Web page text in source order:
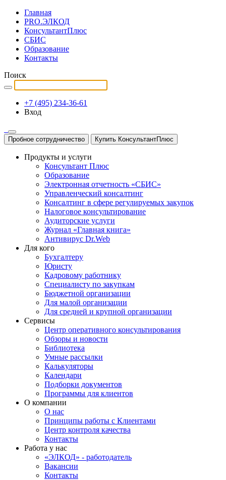
Главная
PRO.ЭЛКОД
КонсультантПлюс
СБИС
Образование
Контакты
Поиск
+7 (495) 234-36-61
Вход
Пробное сотрудничество Купить КонсультантПлюс
Продукты и услуги
Консультант Плюс
Образование
Электронная отчетность «СБИС»
Управленческий консалтинг
Консалтинг в сфере регулируемых закупок
Налоговое консультирование
Аудиторские услуги
Журнал «Главная книга»
Антивирус Dr.Web
Для кого
Бухгалтеру
Юристу
Кадровому работнику
Специалисту по закупкам
Бюджетной организации
Для малой организации
Для средней и крупной организации
Сервисы
Центр оперативного консультирования
Обзоры и новости
Библиотека
Умные рассылки
Калькуляторы
Календари
Подборки документов
Программы для клиентов
О компании
О нас
Принципы работы с Клиентами
Центр контроля качества
Контакты
Работа у нас
«ЭЛКОД» - работодатель
Вакансии
Контакты